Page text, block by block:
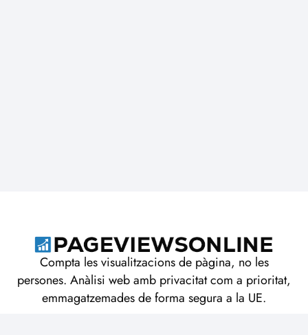
Compta les visualitzacions de pàgina, no les
persones. Anàlisi web amb privacitat com a prioritat,
emmagatzemades de forma segura a la UE.